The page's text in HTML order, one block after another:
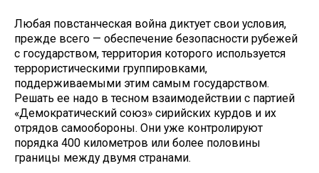
Любая повстанческая война диктует свои условия,
прежде все­го — обеспечение безопасности рубежей
с государством, терри­тория которого используется
тер­рористическими группировками,
поддерживаемыми этим самым государством.
Решать ее надо в тесном взаимодействии с партией
«Демократический союз» сирий­ских курдов и их
отрядов само­обороны. Они уже контролируют
порядка 400 километров или более половины
границы между двумя странами.